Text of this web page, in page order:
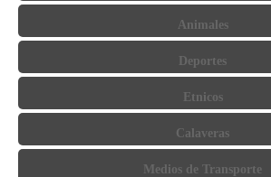
Animales
Deportes
Etnicos
Calaveras
Medios de Transporte